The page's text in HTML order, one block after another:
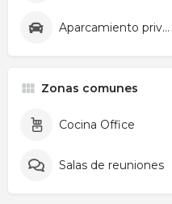
Aparcamiento privado
Zonas comunes
Cocina Office
Salas de reuniones